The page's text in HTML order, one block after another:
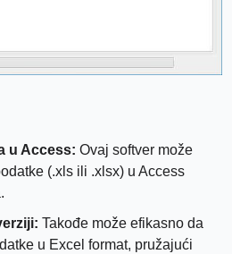
u Access: Ovaj softver može
(.xls ili .xlsx) u Access
Takođe može efikasno da
u Excel format, pružajući